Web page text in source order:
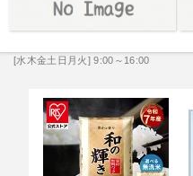
[水木金土日月火] 9:00～16:00